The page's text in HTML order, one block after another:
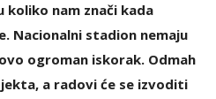
koliko nam znači kada
Nacionalni stadion nemaju
ogroman iskorak. Odmah
a radovi će se izvoditi